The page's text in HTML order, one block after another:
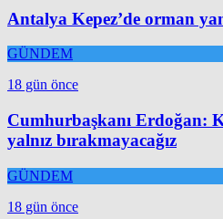
Antalya Kepez’de orman
GÜNDEM
18 gün önce
Cumhurbaşkanı Erdoğan:
yalnız bırakmayacağız
GÜNDEM
18 gün önce